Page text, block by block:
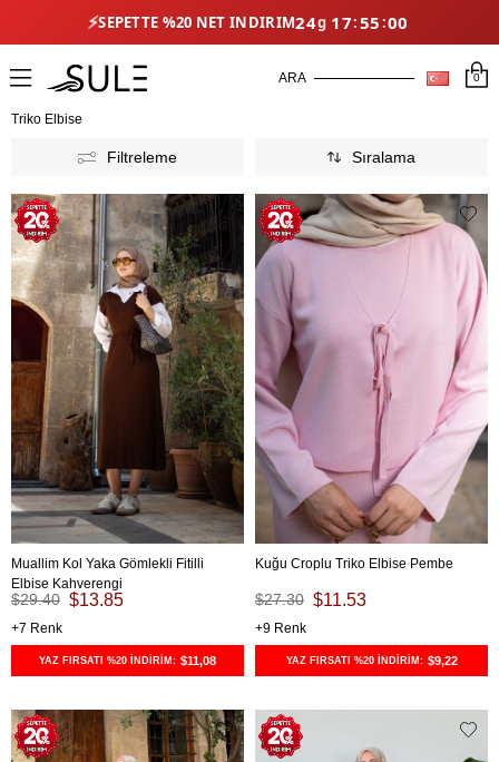
⚡SEPETTE %20 NET İNDIRIM24 17 54 56
0
Triko Elbise
Filtreleme Sıralama
Muallim Kol Yaka Gömlekli Fitilli
Elbise Kahverengi
$13.85
$29.40
7
YAZ FIRSATI %20 İNDİRİM: $11,08
Kuğu Croplu Triko Elbise Pembe
$11.53
$27.30
9
YAZ FIRSATI %20 İNDİRİM: $9,22